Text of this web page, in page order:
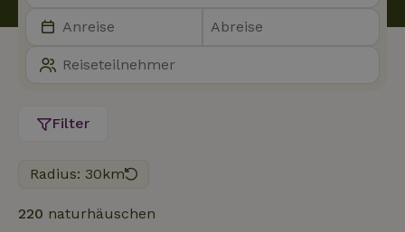
Filter
Radius: 30km
220 naturhäuschen